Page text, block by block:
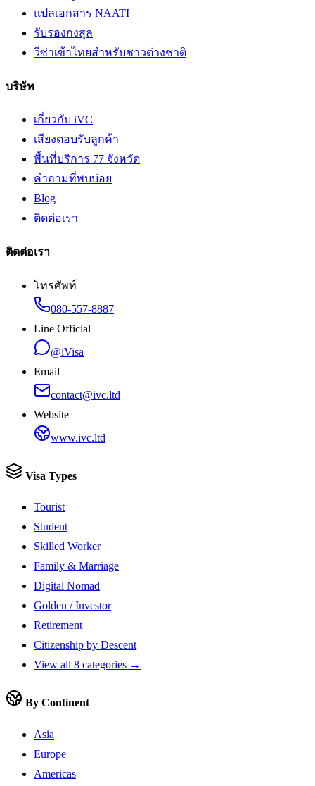
แปลเอกสาร NAATI
รับรองกงสุล
วีซ่าเข้าไทยสำหรับชาวต่างชาติ
บริษัท
เกี่ยวกับ iVC
เสียงตอบรับลูกค้า
พื้นที่บริการ 77 จังหวัด
คำถามที่พบบ่อย
Blog
ติดต่อเรา
ติดต่อเรา
โทรศัพท์
080-557-8887
Line Official
@iVisa
Email
contact@ivc.ltd
Website
www.ivc.ltd
Visa Types
Tourist
Student
Skilled Worker
Family & Marriage
Digital Nomad
Golden / Investor
Retirement
Citizenship by Descent
View all 8 categories →
By Continent
Asia
Europe
Americas